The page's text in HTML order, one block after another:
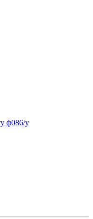
ф086/у